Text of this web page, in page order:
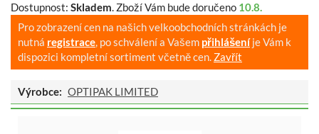
Dostupnost: Skladem. Zboží Vám bude doručeno 10.8.
Pro zobrazení cen na našich velkoobchodních stránkách je
nutná registrace, po schválení a Vašem přihlášeníje Vám k
dispozici kompletní sortiment včetně cen. Zavřít
Výrobce: OPTIPAK LIMITED